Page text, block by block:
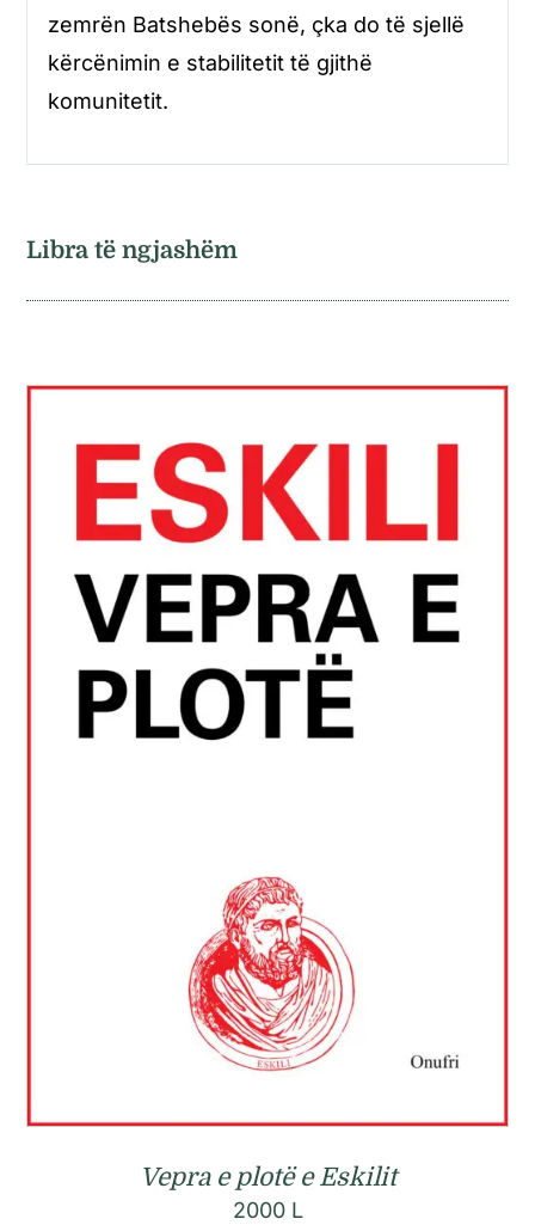
zemrën Batshebës sonë, çka do të sjellë
kërcënimin e stabilitetit të gjithë
komunitetit.
Libra të ngjashëm
Vepra e plotë e Eskilit
2000 L